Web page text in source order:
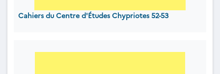
Cahiers du Centre d'Études Chypriotes 52-53